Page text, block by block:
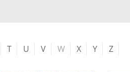
T U V W X Y Z